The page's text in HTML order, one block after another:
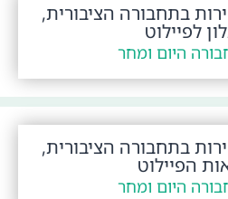
בתחבורה הציבורית,
לפיילוט
היום ומחר
בתחבורה הציבורית,
הפיילוט
היום ומחר